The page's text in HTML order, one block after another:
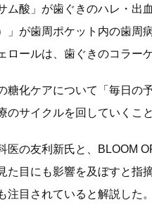
ム酸」が歯ぐきのハレ・出
」が歯周ポケット内の歯
ロールは、歯ぐきのコラー
糖化ケアについて「毎日の
のサイクルを回していくこ
医の友利新氏と、BLOOM
た目にも影響を及ぼすと指
注目されていると解説した。